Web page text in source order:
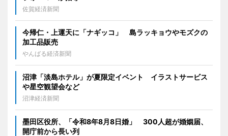
佐賀経済新聞
今帰仁・上運天に「ナギッコ」 島ラッキョウやモズクの
加工品販売
やんばる経済新聞
沼津「淡島ホテル」が夏限定イベント イラストサービス
や星空観望会など
沼津経済新聞
墨田区役所、「令和8年8月8日婚」 300人超が婚姻届、
開庁前から長い列